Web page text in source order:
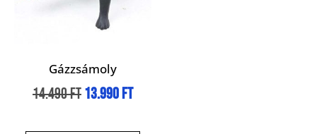
Gázzsámoly
14.490Ft13.990Ft